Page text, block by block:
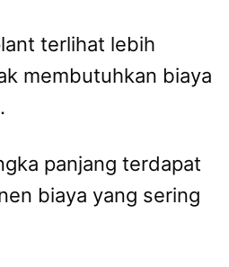
terlihat lebih
membutuhkan biaya
panjang terdapat
biaya yang sering